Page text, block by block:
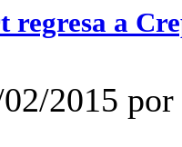
a
2015